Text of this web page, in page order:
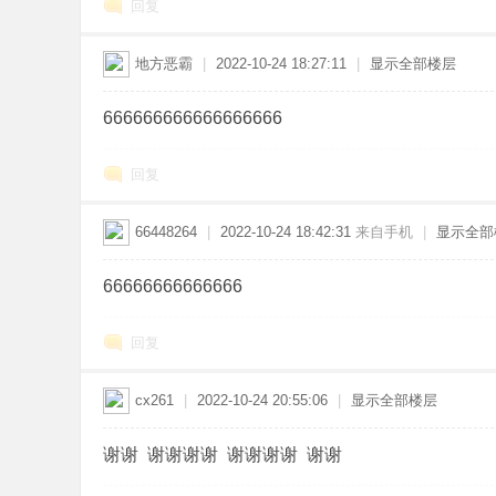
回复
地方恶霸 2022-10-24 18:27:11 显示全部楼层
666666666666666666
回复
66448264 2022-10-24 18:42:31 来自手机 显示全
66666666666666
回复
cx261 2022-10-24 20:55:06 显示全部楼层
谢谢 谢谢谢谢 谢谢谢谢 谢谢